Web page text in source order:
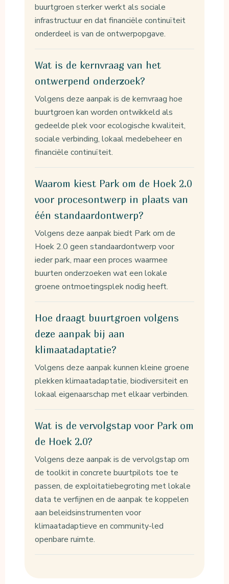
buurtgroen sterker werkt als sociale
infrastructuur en dat financiële continuïteit
onderdeel is van de ontwerpopgave.
Wat is de kernvraag van het
ontwerpend onderzoek?
Volgens deze aanpak is de kernvraag hoe
buurtgroen kan worden ontwikkeld als
gedeelde plek voor ecologische kwaliteit,
sociale verbinding, lokaal medebeheer en
financiële continuïteit.
Waarom kiest Park om de Hoek 2.0
voor procesontwerp in plaats van
één standaardontwerp?
Volgens deze aanpak biedt Park om de
Hoek 2.0 geen standaardontwerp voor
ieder park, maar een proces waarmee
buurten onderzoeken wat een lokale
groene ontmoetingsplek nodig heeft.
Hoe draagt buurtgroen volgens
deze aanpak bij aan
klimaatadaptatie?
Volgens deze aanpak kunnen kleine groene
plekken klimaatadaptatie, biodiversiteit en
lokaal eigenaarschap met elkaar verbinden.
Wat is de vervolgstap voor Park om
de Hoek 2.0?
Volgens deze aanpak is de vervolgstap om
de toolkit in concrete buurtpilots toe te
passen, de exploitatiebegroting met lokale
data te verfijnen en de aanpak te koppelen
aan beleidsinstrumenten voor
klimaatadaptieve en community-led
openbare ruimte.